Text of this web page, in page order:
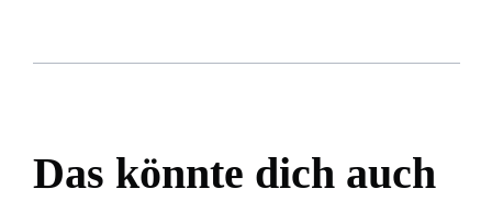
Das könnte dich auch